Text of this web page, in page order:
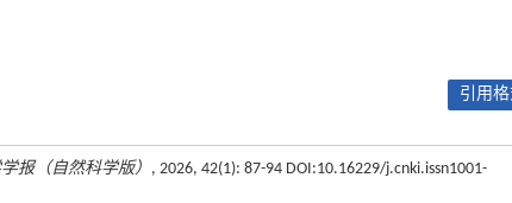
引用格
报（自然科学版） , 2026, 42(1): 87-94 DOI:10.16229/j.cnki.issn1001-